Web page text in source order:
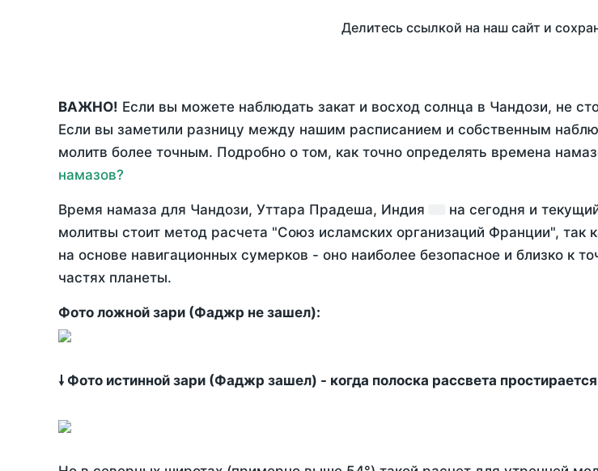
Делитесь ссылкой на наш сайт и
ВАЖНО! Если вы можете наблюдать закат и восход солнца в Чандози, не
Если вы заметили разницу между нашим расписанием и собственным
молитв более точным. Подробно о том, как точно определять времена
намазов?
Время намаза для Чандози, Уттара Прадеша, Индия на сегодня и
молитвы стоит метод расчета "Союз исламских организаций Франции",
на основе навигационных сумерков - оно наиболее безопасное и близко к
частях планеты.
Фото ложной зари (Фаджр не зашел):
🠗 Фото истинной зари (Фаджр зашел) - когда полоска рассвета